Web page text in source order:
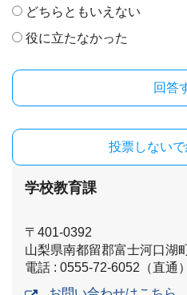
どちらともいえない
役に立たなかった
投票しない
学校教育課
〒401-0392
山梨県南都留郡富士河口湖
電話 : 0555-72-6052（直通）